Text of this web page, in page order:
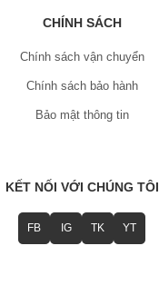
CHÍNH SÁCH
Chính sách vận chuyển
Chính sách bảo hành
Bảo mật thông tin
KẾT NỐI VỚI CHÚNG TÔI
FB IG TK YT